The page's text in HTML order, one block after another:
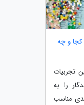
کجا و چه
تجربیات
را به
مناسب